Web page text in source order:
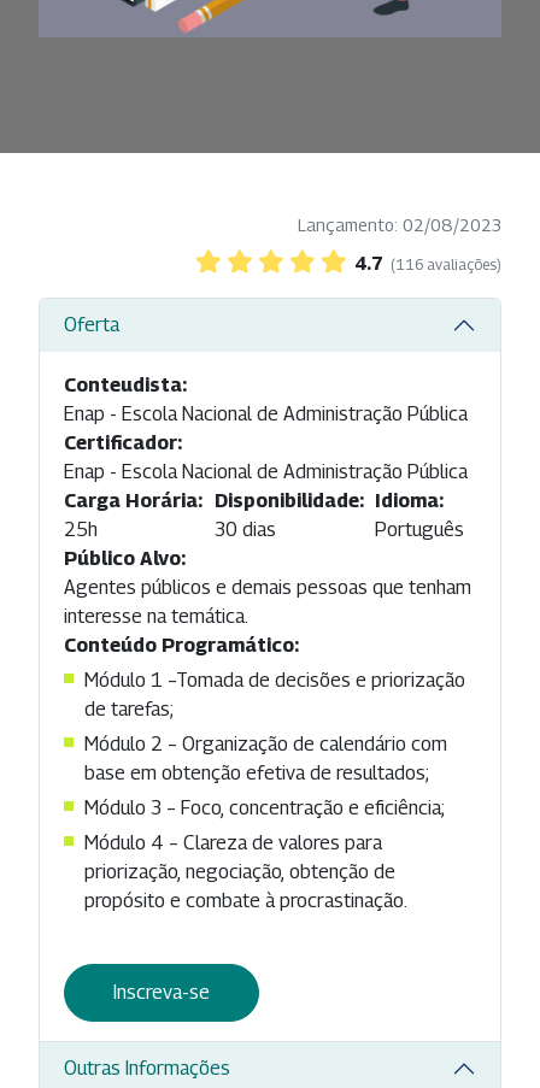
Lançamento: 02/08/2023
4.7 (116 avaliações)
Oferta
Conteudista:
Enap - Escola Nacional de Administração Pública
Certificador:
Enap - Escola Nacional de Administração Pública
Carga Horária:
25h
Disponibilidade:
30 dias
Idioma:
Português
Público Alvo:
Agentes públicos e demais pessoas que tenham
interesse na temática.
Conteúdo Programático:
Módulo 1 –Tomada de decisões e priorização
de tarefas;
Módulo 2 – Organização de calendário com
base em obtenção efetiva de resultados;
Módulo 3 – Foco, concentração e eficiência;
Módulo 4 – Clareza de valores para
priorização, negociação, obtenção de
propósito e combate à procrastinação.
Inscreva-se
Outras Informações